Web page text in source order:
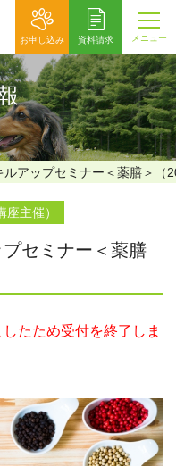
お申し込み 資料請求 メニュー
アップセミナー＜薬膳＞（
座主催）
セミナー＜薬膳
たため受付を終了しま